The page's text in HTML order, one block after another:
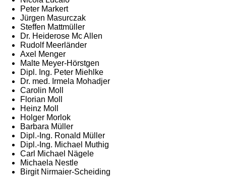
Peter Markert
Jürgen Masurczak
Steffen Mattmüller
Dr. Heiderose Mc Allen
Rudolf Meerländer
Axel Menger
Malte Meyer-Hörstgen
Dipl. Ing. Peter Miehlke
Dr. med. Irmela Mohadjer
Carolin Moll
Florian Moll
Heinz Moll
Holger Morlok
Barbara Müller
Dipl.-Ing. Ronald Müller
Dipl.-Ing. Michael Muthig
Carl Michael Nägele
Michaela Nestle
Birgit Nirmaier-Scheiding